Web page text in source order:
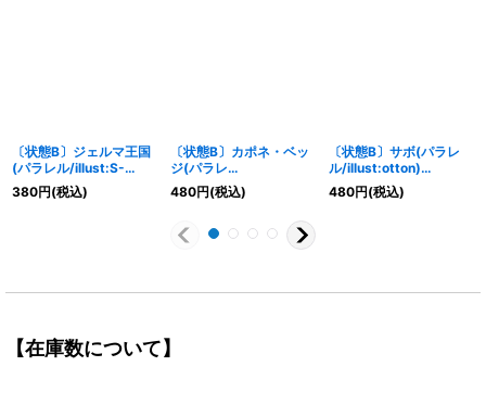
〔状態B〕ジェルマ王国
(パラレル/illust:S-
KINOKO)【C/P】
{OP06-079}
380円(税込)
〔状態B〕カポネ・ベッ
ジ(パラレ
ル/illust:tasaka)
【R/P】{OP04-100}
480円(税込)
〔状態B〕サボ(パラレ
ル/illust:otton)
【SR/P】{OP05-007}
480円(税込)
【在庫数について】